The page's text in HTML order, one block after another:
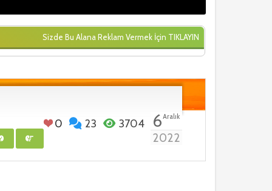
Sizde Bu Alana Reklam Vermek İçin TIKLAYIN
0 23 3704 6Aralık
2022